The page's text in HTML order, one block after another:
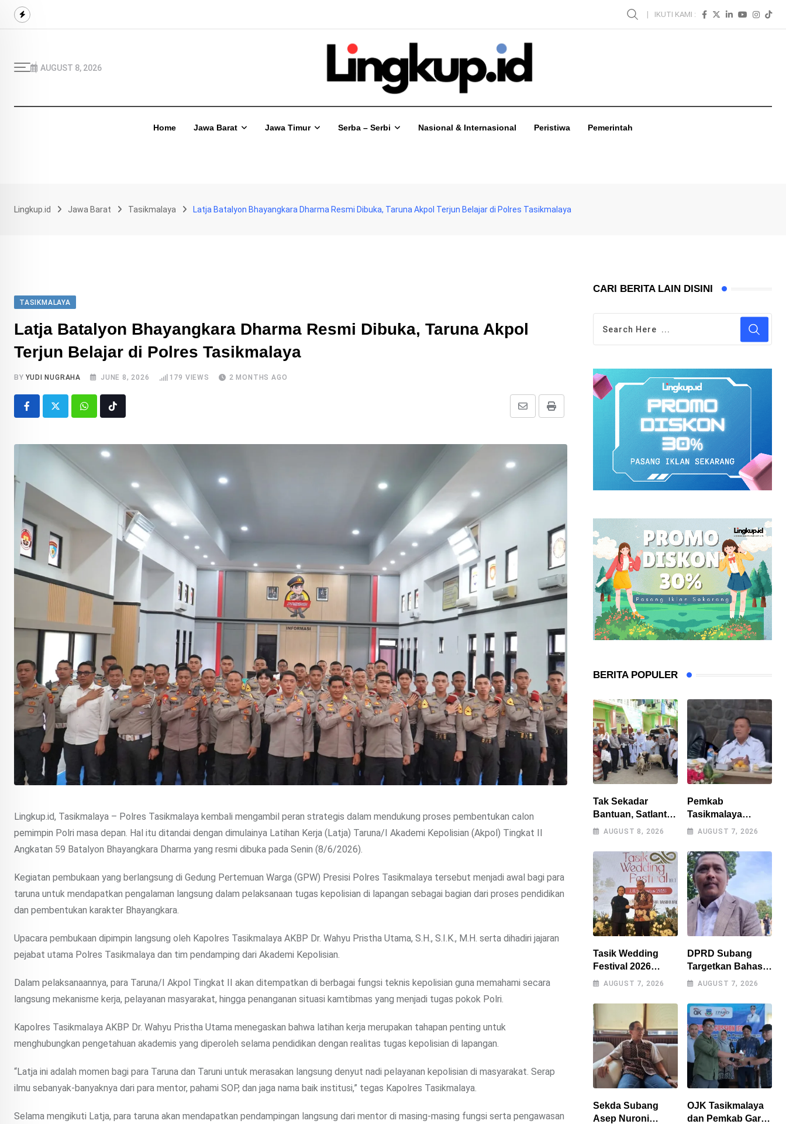
Skip
IKUTI KAMI :
AUGUST 8, 2026
Home Jawa Barat Jawa Timur Serba – Serbi Nasional & Internasional Peristiwa Pemerintah
Lingkup.id Jawa Barat Tasikmalaya Latja Batalyon Bhayangkara Dharma Resmi Dibuka, Taruna Akpol Terjun Belajar di Polres Tasikmalaya
TASIKMALAYA
Latja Batalyon Bhayangkara Dharma Resmi Dibuka, Taruna Akpol
Terjun Belajar di Polres Tasikmalaya
BYYUDI NUGRAHA JUNE 8, 2026 179 VIEWS 2 MONTHS AGO
Whatsapp Print
Share
Email
Tiktok
Lingkup.id, Tasikmalaya – Polres Tasikmalaya kembali mengambil peran strategis dalam mendukung proses pembentukan calon
pemimpin Polri masa depan. Hal itu ditandai dengan dimulainya Latihan Kerja (Latja) Taruna/I Akademi Kepolisian (Akpol) Tingkat II
Angkatan 59 Batalyon Bhayangkara Dharma yang resmi dibuka pada Senin (8/6/2026).
Kegiatan pembukaan yang berlangsung di Gedung Pertemuan Warga (GPW) Presisi Polres Tasikmalaya tersebut menjadi awal bagi para
taruna untuk mendapatkan pengalaman langsung dalam pelaksanaan tugas kepolisian di lapangan sebagai bagian dari proses pendidikan
dan pembentukan karakter Bhayangkara.
Upacara pembukaan dipimpin langsung oleh Kapolres Tasikmalaya AKBP Dr. Wahyu Pristha Utama, S.H., S.I.K., M.H. serta dihadiri jajaran
pejabat utama Polres Tasikmalaya dan tim pendamping dari Akademi Kepolisian.
Dalam pelaksanaannya, para Taruna/I Akpol Tingkat II akan ditempatkan di berbagai fungsi teknis kepolisian guna memahami secara
langsung mekanisme kerja, pelayanan masyarakat, hingga penanganan situasi kamtibmas yang menjadi tugas pokok Polri.
Kapolres Tasikmalaya AKBP Dr. Wahyu Pristha Utama menegaskan bahwa latihan kerja merupakan tahapan penting untuk
menghubungkan pengetahuan akademis yang diperoleh selama pendidikan dengan realitas tugas kepolisian di lapangan.
“Latja ini adalah momen bagi para Taruna dan Taruni untuk merasakan langsung denyut nadi pelayanan kepolisian di masyarakat. Serap
ilmu sebanyak-banyaknya dari para mentor, pahami SOP, dan jaga nama baik institusi,” tegas Kapolres Tasikmalaya.
Selama mengikuti Latja, para taruna akan mendapatkan pendampingan langsung dari mentor di masing-masing fungsi serta pengawasan
CARI BERITA LAIN DISINI
BERITA POPULER
Tak Sekadar
Bantuan, Satlantas
Polres
Dorong
Kemandirian
Pangan di
Puspahiang
AUGUST 8, 2026
Pemkab
Tasikmalaya
Percepat
Kekeringan,
Sumur Bor Tiap
Kecamatan Jadi
Prioritas
AUGUST 7, 2026
Tasik Wedding
Festival 2026
Resmi Digelar, Wali
Perputaran
Ekonomi Lampaui
Rp15 Miliar
AUGUST 7, 2026
DPRD Subang
Targetkan Bahas 9
Raperda Tahun Ini,
Jadi Kendala
Utama
AUGUST 7, 2026
Sekda Subang
Asep Nuroni
OJK Tasikmalaya
dan Pemkab Garut